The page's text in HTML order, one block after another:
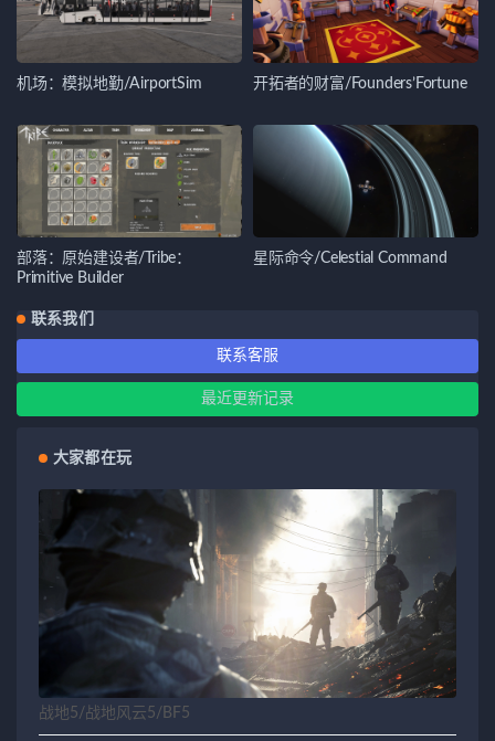
机场：模拟地勤/AirportSim 开拓者的财富/Founders’Fortune
部落：原始建设者/Tribe：
Primitive Builder
星际命令/Celestial Command
联系我们
联系客服
最近更新记录
大家都在玩
战地5/战地风云5/BF5